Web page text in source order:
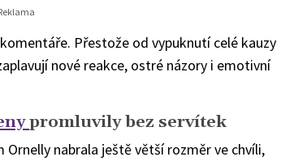
Přestože od vypuknutí celé kauzy
nové reakce, ostré názory i emotivní
promluvily bez servítek
Ornelly nabrala ještě větší rozměr ve chvíli,